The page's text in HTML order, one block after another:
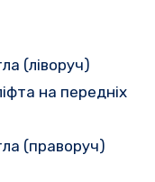
(ліворуч)
на передніх
(праворуч)